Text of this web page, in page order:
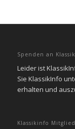
Spenden an
Leider ist
Sie KlassikInfo
erhalten und
Klassikinfo